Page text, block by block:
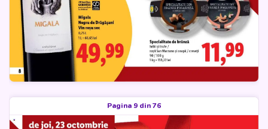
Pagina 9 din 76